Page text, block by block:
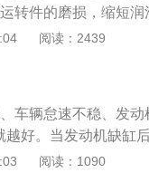
转件的磨损，缩短
耗油量大，冒黑烟
大，车身抖动更加
阅读：2439
车辆怠速不稳、发
好。当发动机缺缸
；2、动力明显下降
阅读：1090